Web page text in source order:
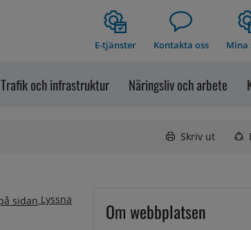
E-tjänster Kontakta oss Mina
Trafik och infrastruktur Näringsliv och arbete
Skriv ut
Lyssna Om webbplatsen